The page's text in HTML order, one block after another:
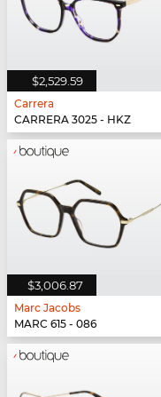
$2,529.59
Carrera
CARRERA 3025 - HKZ
$3,006.87
Marc Jacobs
MARC 615 - 086